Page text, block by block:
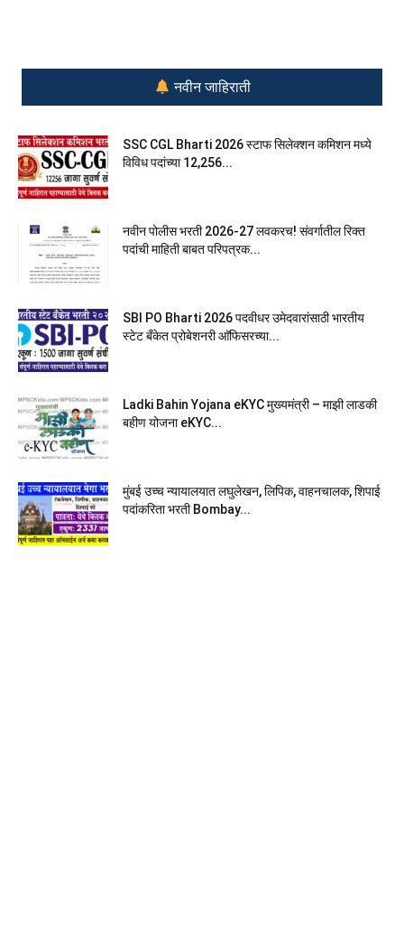
नवीन जाहिराती
SSC CGL Bharti 2026 स्टाफ सिलेक्शन कमिशन मध्ये
विविध पदांच्या 12,256...
नवीन पोलीस भरती 2026-27 लवकरच! संवर्गातील रिक्त
पदांची माहिती बाबत परिपत्रक...
SBI PO Bharti 2026 पदवीधर उमेदवारांसाठी भारतीय
स्टेट बँकेत प्रोबेशनरी आ‍ॅफिसरच्या...
Ladki Bahin Yojana eKYC मुख्यमंत्री – माझी लाडकी
बहीण योजना eKYC...
मुंबई उच्च न्यायालयात लघुलेखन, लिपिक, वाहनचालक, शिपाई
पदांकरिता भरती Bombay...